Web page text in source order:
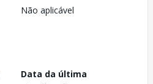
Não aplicável
Data da última